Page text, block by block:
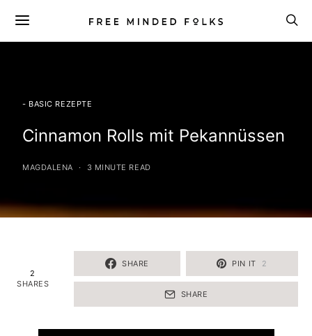
- BASIC REZEPTE
Cinnamon Rolls mit Pekannüssen
MAGDALENA 3 MINUTE READ
2
SHARES
SHARE PIN IT 2
SHARE